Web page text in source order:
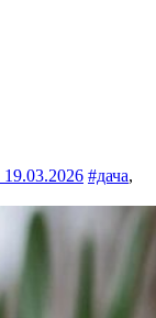
19.03.2026 #дача,